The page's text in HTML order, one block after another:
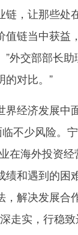
链，让那些处
值链当中获益
外交部部长
的对比。”
济发展中面
不少风险。
在海外投资
绩和遇到的
，解决发展
走实，行稳致